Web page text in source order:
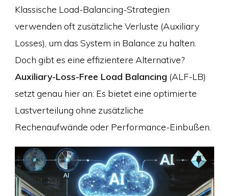
Klassische Load-Balancing-Strategien
verwenden oft zusätzliche Verluste (Auxiliary
Losses), um das System in Balance zu halten.
Doch gibt es eine effizientere Alternative?
Auxiliary-Loss-Free Load Balancing (ALF-LB)
setzt genau hier an: Es bietet eine optimierte
Lastverteilung ohne zusätzliche
Rechenaufwände oder Performance-Einbußen.